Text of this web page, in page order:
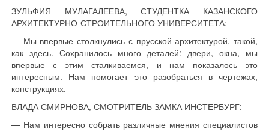
ЗУЛЬФИЯ МУЛАГАЛЕЕВА, СТУДЕНТКА КАЗАНСКОГО
АРХИТЕКТУРНО-СТРОИТЕЛЬНОГО УНИВЕРСИТЕТА:
— Мы впервые столкнулись с прусской архитектурой, такой,
как здесь. Сохранилось много деталей: двери, окна, мы
впервые с этим сталкиваемся, и нам показалось это
интересным. Нам помогает это разобраться в чертежах,
конструкциях.
ВЛАДА СМИРНОВА, СМОТРИТЕЛЬ ЗАМКА ИНСТЕРБУРГ:
— Нам интересно собрать различные мнения специалистов